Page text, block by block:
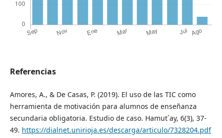
Referencias
Amores, A., & De Casas, P. (2019). El uso de las TIC como
herramienta de motivación para alumnos de enseñanza
secundaria obligatoria. Estudio de caso. Hamut´ay, 6(3), 37-
49. https://dialnet.unirioja.es/descarga/articulo/7328204.pdf